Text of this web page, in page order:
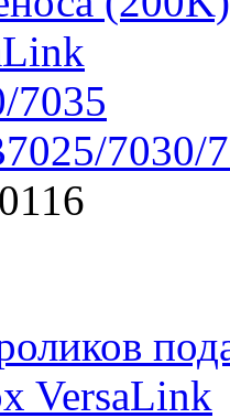
7030/